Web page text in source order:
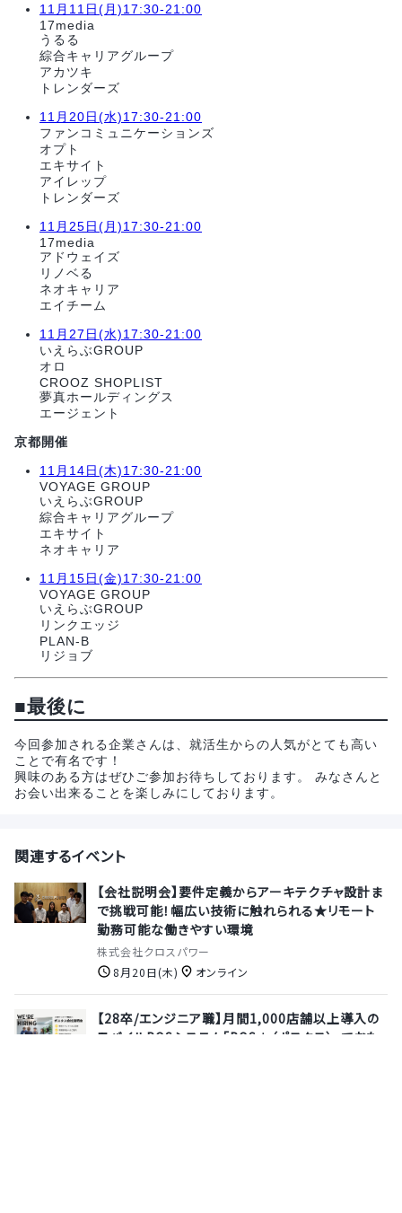
11月11日(月)17:30-21:00
17media
うるる
綜合キャリアグループ
アカツキ
トレンダーズ
11月20日(水)17:30-21:00
ファンコミュニケーションズ
オプト
エキサイト
アイレップ
トレンダーズ
11月25日(月)17:30-21:00
17media
アドウェイズ
リノベる
ネオキャリア
エイチーム
11月27日(水)17:30-21:00
いえらぶGROUP
オロ
CROOZ SHOPLIST
夢真ホールディングス
エージェント
京都開催
11月14日(木)17:30-21:00
VOYAGE GROUP
いえらぶGROUP
綜合キャリアグループ
エキサイト
ネオキャリア
11月15日(金)17:30-21:00
VOYAGE GROUP
いえらぶGROUP
リンクエッジ
PLAN-B
リジョブ
■最後に
今回参加される企業さんは、就活生からの人気がとても高い
ことで有名です！
興味のある方はぜひご参加お待ちしております。 みなさんと
お会い出来ることを楽しみにしております。
関連するイベント
【会社説明会】要件定義からアーキテクチャ設計ま
で挑戦可能！幅広い技術に触れられる★リモート
勤務可能な働きやすい環境
株式会社クロスパワー
8月20日(木)
オンライン
【28卒/エンジニア職】月間1,000店舗以上導入の
モバイルPOSシステム「POS＋（ポスタス）」でおも